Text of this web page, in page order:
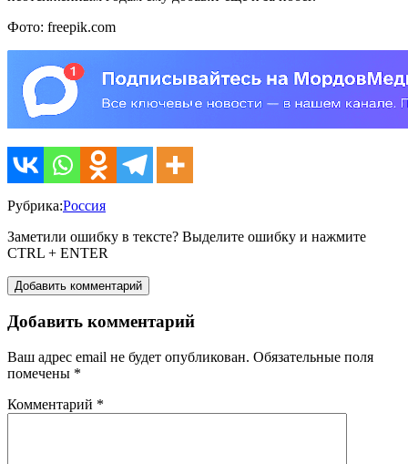
Фото: freepik.com
Рубрика:Россия
Заметили ошибку в тексте? Выделите ошибку и нажмите
CTRL + ENTER
Добавить комментарий
Добавить комментарий
Ваш адрес email не будет опубликован. Обязательные поля
помечены *
Комментарий *